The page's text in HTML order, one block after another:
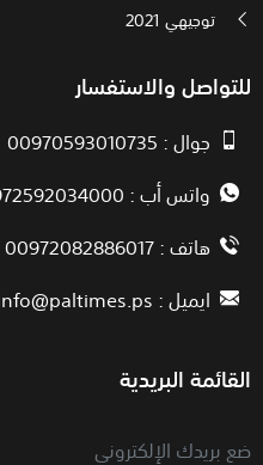
توجيهي 2021
للتواصل والاستفسار
جوال : 00970593010735
واتس أب : 00972592034000
هاتف : 00972082886017
ايميل :
القائمة البريدية